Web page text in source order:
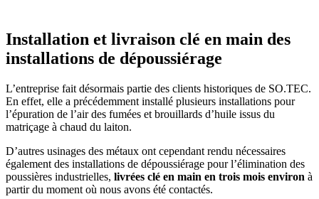
Installation et livraison clé en main des
installations de dépoussiérage
L’entreprise fait désormais partie des clients historiques de SO.TEC.
En effet, elle a précédemment installé plusieurs installations pour
l’épuration de l’air des fumées et brouillards d’huile issus du
matriçage à chaud du laiton.
D’autres usinages des métaux ont cependant rendu nécessaires
également des installations de dépoussiérage pour l’élimination des
poussières industrielles, livrées clé en main en trois mois environ à
partir du moment où nous avons été contactés.